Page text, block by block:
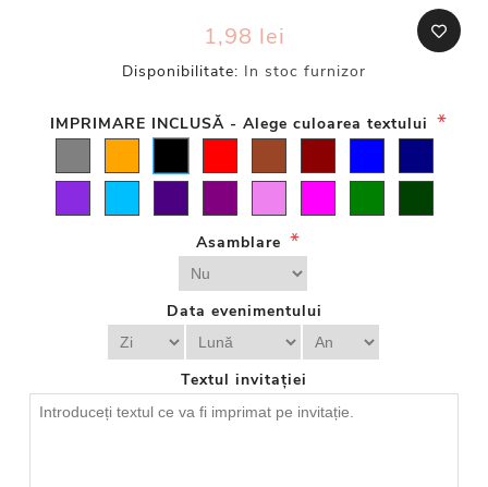
1,98 lei
Disponibilitate: In stoc furnizor
IMPRIMARE INCLUSĂ - Alege culoarea textului *
Asamblare *
Data evenimentului
Textul invitației